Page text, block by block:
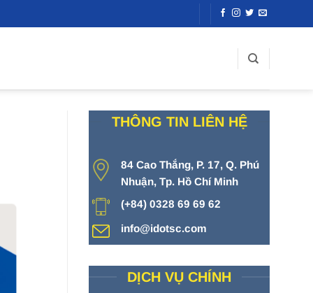
THÔNG TIN LIÊN HỆ
84 Cao Thắng, P. 17, Q. Phú
Nhuận, Tp. Hồ Chí Minh
(+84) 0328 69 69 62
info@idotsc.com
DỊCH VỤ CHÍNH